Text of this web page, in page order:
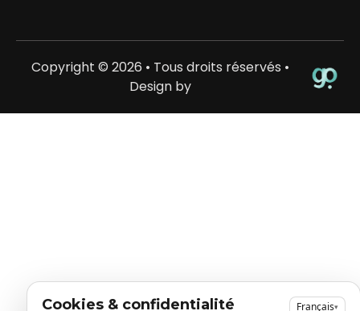
Copyright © 2026 • Tous droits réservés •
Design by
Cookies & confidentialité Français▾